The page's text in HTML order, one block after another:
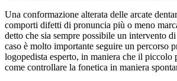
Una conformazione alterata delle arcate
comporti difetti di pronuncia più o meno
detto che sia sempre possibile un intervento
caso è molto importante seguire un percorso
logopedista esperto, in maniera che il piccolo
come controllare la fonetica in maniera